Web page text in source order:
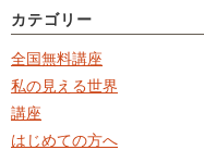
カテゴリー
全国無料講座
私の見える世界
講座
はじめての方へ